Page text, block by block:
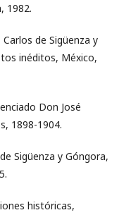
1982.
de Sigüenza y
inéditos, México,
Don José
1898-1904.
Sigüenza y Góngora,
históricas,